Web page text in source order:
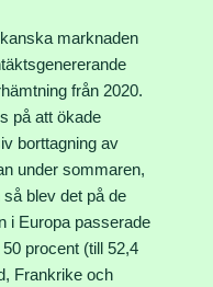
marknaden
från 2020.
på att ökade
borttagning av
under sommaren,
blev det på de
i Europa passerade
procent (till 52,4
Frankrike och